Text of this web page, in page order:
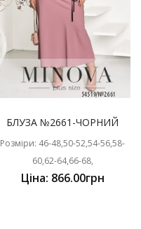
БЛУЗА №2661-ЧОРНИЙ
Розміри: 46-48,50-52,54-56,58-
60,62-64,66-68,
Ціна: 866.00грн